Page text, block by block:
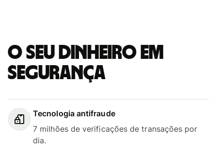
O seu dinheiro em
segurança
Tecnologia antifraude
7 milhões de verificações de transações por
dia.